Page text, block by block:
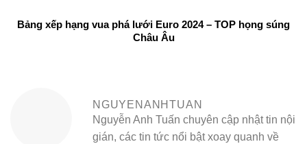
Bảng xếp hạng vua phá lưới Euro 2024 – TOP họng súng
Châu Âu
NGUYENANHTUAN
Nguyễn Anh Tuấn chuyên cập nhật tin nội
gián, các tin tức nổi bật xoay quanh về